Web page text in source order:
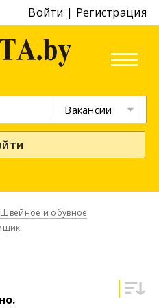
Войти | Регистрация
Вакансии
Швейное и обувное